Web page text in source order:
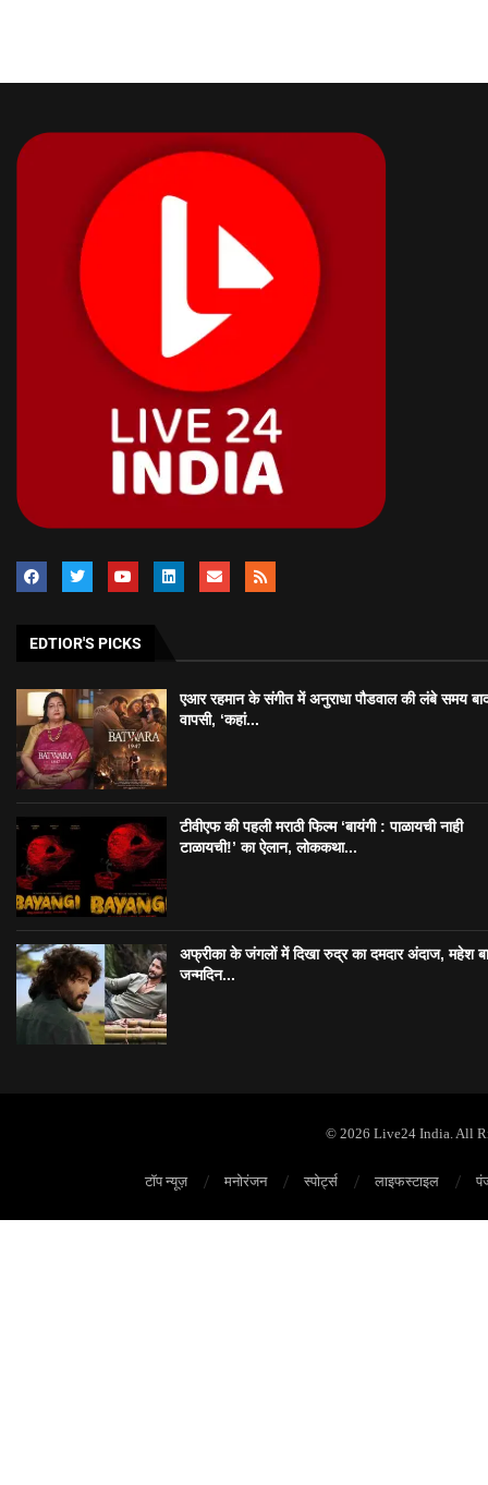
EDTIOR'S PICKS
एआर रहमान के संगीत में अनुराधा पौडवाल की लंबे समय
वापसी, ‘कहां...
टीवीएफ की पहली मराठी फिल्म ‘बायंगी : पाळायची नाही
टाळायची!’ का ऐलान, लोककथा...
अफ्रीका के जंगलों में दिखा रुद्र का दमदार अंदाज, महेश
जन्मदिन...
© 2026 Live24 India. All
टॉप न्यूज़ मनोरंजन स्पोर्ट्स लाइफस्टाइल